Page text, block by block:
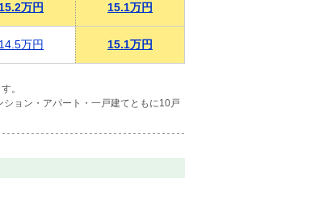
15.2万円 15.1万円
14.5万円 15.1万円
。
ョン・アパート・一戸建てともに10戸